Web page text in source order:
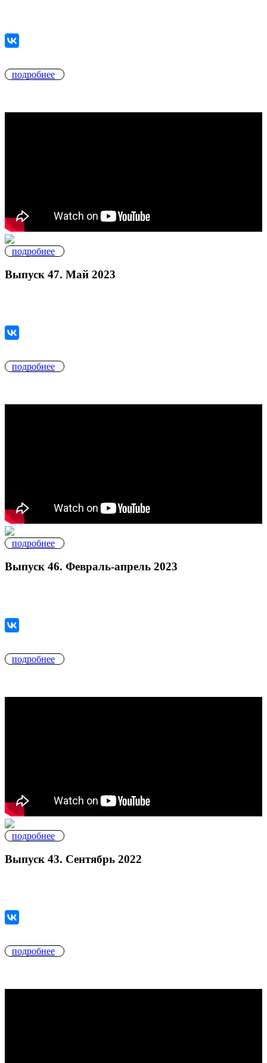
подробнее
подробнее
Выпуск 47. Май 2023
подробнее
подробнее
Выпуск 46. Февраль-апрель 2023
подробнее
подробнее
Выпуск 43. Сентябрь 2022
подробнее